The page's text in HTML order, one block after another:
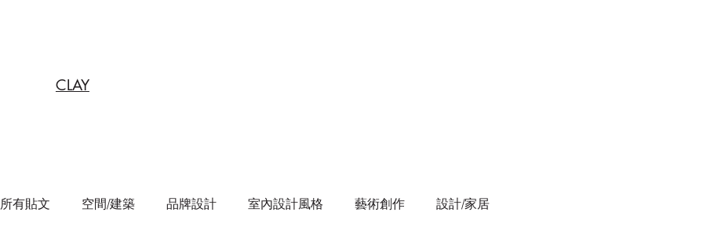
CLAY
所有貼文 空間/建築 品牌設計 室內設計風格 藝術創作 設計/家居